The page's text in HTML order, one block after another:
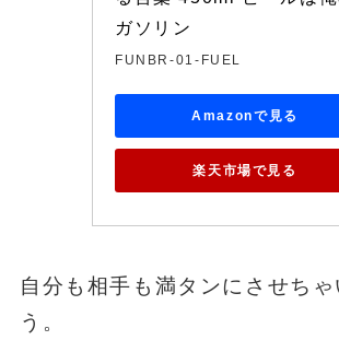
ガソリン
FUNBR-01-FUEL
Amazonで見る
楽天市場で見る
自分も相手も満タンにさせちゃ
う。